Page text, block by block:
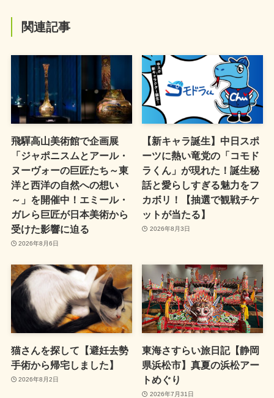
関連記事
飛驒高山美術館で企画展
「ジャポニスムとアール・
ヌーヴォーの巨匠たち～東
洋と西洋の自然への想い
～」を開催中！エミール・
ガレら巨匠が日本美術から
受けた影響に迫る
2026年8月6日
【新キャラ誕生】中日スポ
ーツに熱い竜党の「コモド
ラくん」が現れた！誕生秘
話と愛らしすぎる魅力をフ
カボリ！【抽選で観戦チケ
ットが当たる】
2026年8月3日
猫さんを探して【避妊去勢
手術から帰宅しました】
2026年8月2日
東海さすらい旅日記【静岡
県浜松市】真夏の浜松アー
トめぐり
2026年7月31日